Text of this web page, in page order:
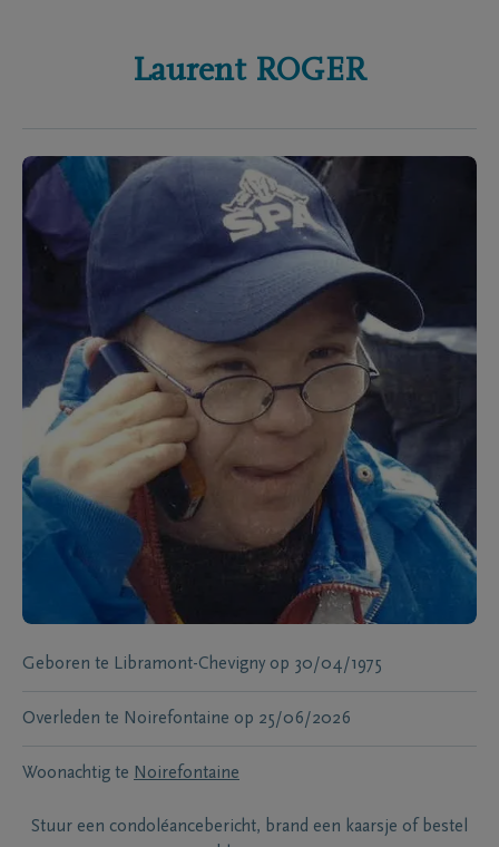
Laurent ROGER
Geboren te Libramont-Chevigny op 30/04/1975
Overleden te Noirefontaine op 25/06/2026
Woonachtig te Noirefontaine
Stuur een condoléancebericht, brand een kaarsje of bestel